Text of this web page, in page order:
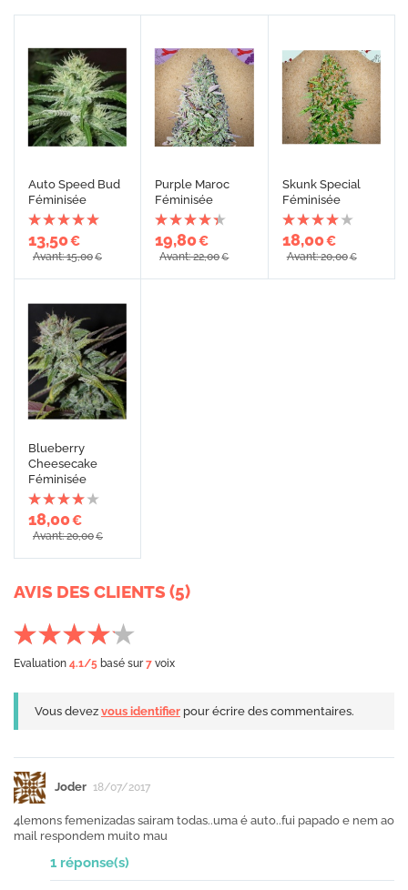
Auto Speed Bud
Féminisée
13,50€
Avant: 15,00€
Purple Maroc
Féminisée
19,80€
Avant: 22,00€
Skunk Special
Féminisée
18,00€
Avant: 20,00€
Blueberry
Cheesecake
Féminisée
18,00€
Avant: 20,00€
AVIS DES CLIENTS (5)
Evaluation 4.1/5 basé sur7 voix
Vous devez vous identifier pour écrire des commentaires.
Joder 18/07/2017
4lemons femenizadas sairam todas..uma é auto..fui papado e nem ao
mail respondem muito mau
1 réponse(s)